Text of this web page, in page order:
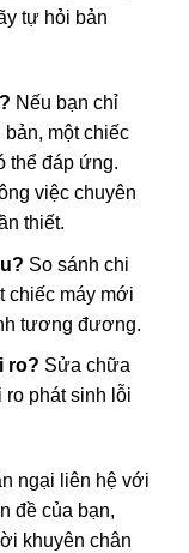
tự hỏi bản
Nếu bạn chỉ
một chiếc
thể đáp ứng.
việc chuyên
thiết.
So sánh chi
chiếc máy mới
tương đương.
ro? Sửa chữa
ro phát sinh lỗi
ngại liên hệ với
đề của bạn,
khuyên chân